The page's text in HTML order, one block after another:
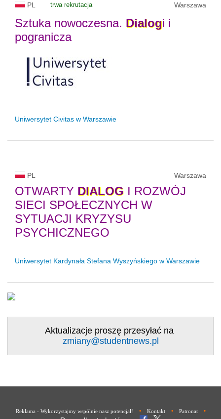
PL trwa rekrutacja Warszawa
Sztuka nowoczesna. Dialogi i
pogranicza
Uniwersytet Civitas w Warszawie
PL Warszawa
OTWARTY DIALOG I ROZWÓJ
SIECI SPOŁECZNYCH W
SYTUACJI KRYZYSU
PSYCHICZNEGO
Uniwersytet Kardynała Stefana Wyszyńskiego w Warszawie
Aktualizacje proszę przesyłać na
zmiany@studentnews.pl
Reklama - Wykorzystajmy wspólnie nasz potencjał! • Kontakt • Patronat •